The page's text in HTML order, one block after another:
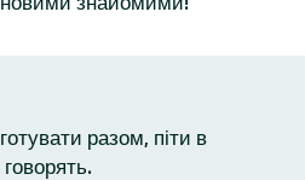
разом, піти в